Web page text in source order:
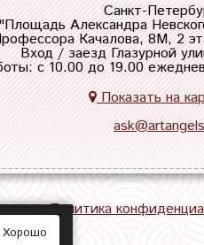
Санкт-
Площадь Александра
Качалова, 8М, 2
Вход / заезд Глазурной
с 10.00 до 19.00
Показать на
Политика
Хорошо